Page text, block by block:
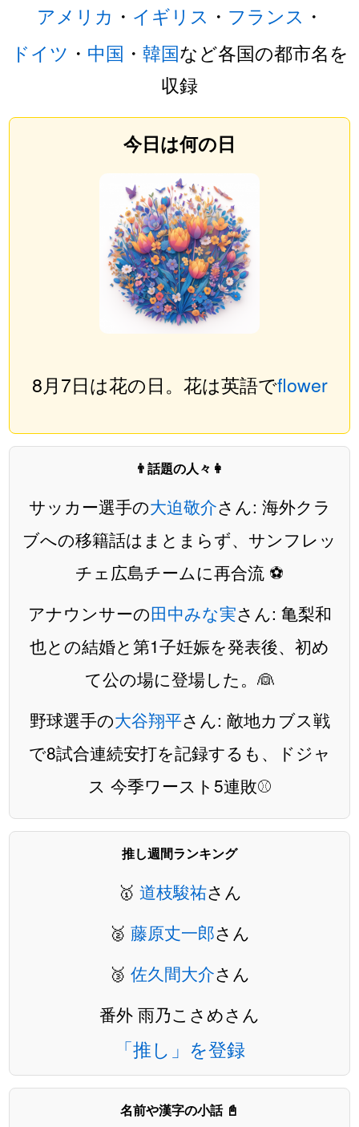
アメリカ ・ イギリス ・ フランス ・
ドイツ ・ 中国 ・ 韓国など各国の都市名を
収録
今日は何の日
8月7日は花の日。花は英語でflower
👨話題の人々👩
サッカー選手の大迫敬介さん: 海外クラ
ブへの移籍話はまとまらず、サンフレッ
チェ広島チームに再合流 ⚽️
アナウンサーの田中みな実さん: 亀梨和
也との結婚と第1子妊娠を発表後、初め
て公の場に登場した。👰
野球選手の大谷翔平さん: 敵地カブス戦
で8試合連続安打を記録するも、ドジャ
ス 今季ワースト5連敗⚾️
推し週間ランキング
🥇 道枝駿祐さん
🥈 藤原丈一郎さん
🥉 佐久間大介さん
番外 雨乃こさめさん
「推し」を登録
名前や漢字の小話 📓